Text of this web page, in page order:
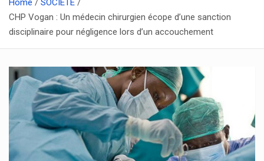
Home
SOCIETE
CHP Vogan : Un médecin chirurgien écope d’une sanction
disciplinaire pour négligence lors d’un accouchement